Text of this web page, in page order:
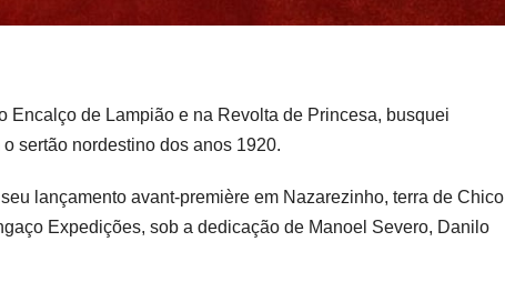
Encalço de Lampião e na Revolta de Princesa, busquei
sertão nordestino dos anos 1920.
lançamento avant-première em Nazarezinho, terra de Chico
Expedições, sob a dedicação de Manoel Severo, Danilo